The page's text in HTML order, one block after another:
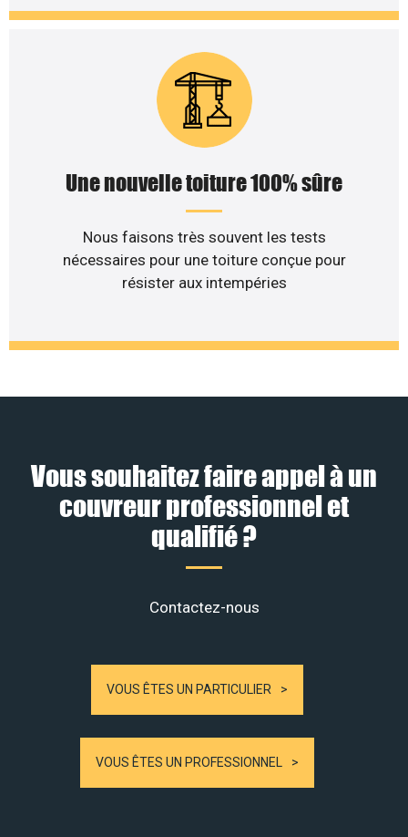
Une nouvelle toiture 100% sûre
Nous faisons très souvent les tests
nécessaires pour une toiture conçue pour
résister aux intempéries
Vous souhaitez faire appel à un
couvreur professionnel et
qualifié ?
Contactez-nous
VOUS ÊTES UN PARTICULIER
VOUS ÊTES UN PROFESSIONNEL